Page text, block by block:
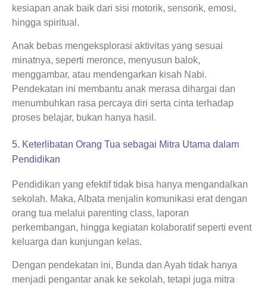
kesiapan anak baik dari sisi motorik, sensorik, emosi,
hingga spiritual.
Anak bebas mengeksplorasi aktivitas yang sesuai
minatnya, seperti meronce, menyusun balok,
menggambar, atau mendengarkan kisah Nabi.
Pendekatan ini membantu anak merasa dihargai dan
menumbuhkan rasa percaya diri serta cinta terhadap
proses belajar, bukan hanya hasil.
5. Keterlibatan Orang Tua sebagai Mitra Utama dalam
Pendidikan
Pendidikan yang efektif tidak bisa hanya mengandalkan
sekolah. Maka, Albata menjalin komunikasi erat dengan
orang tua melalui parenting class, laporan
perkembangan, hingga kegiatan kolaboratif seperti event
keluarga dan kunjungan kelas.
Dengan pendekatan ini, Bunda dan Ayah tidak hanya
menjadi pengantar anak ke sekolah, tetapi juga mitra